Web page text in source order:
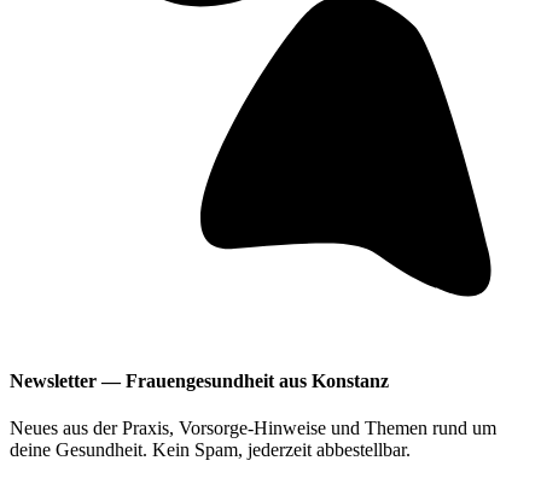
Newsletter — Frauengesundheit aus Konstanz
Neues aus der Praxis, Vorsorge-Hinweise und Themen rund um
deine Gesundheit. Kein Spam, jederzeit abbestellbar.